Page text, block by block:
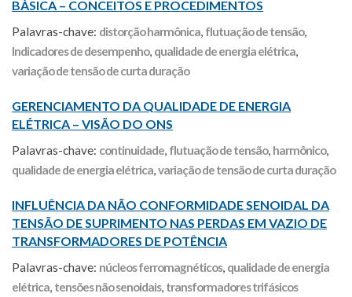
BÁSICA – CONCEITOS E PROCEDIMENTOS
Palavras-chave: distorção harmônica, flutuação de tensão,
Indicadores de desempenho, qualidade de energia elétrica,
variação de tensão de curta duração
GERENCIAMENTO DA QUALIDADE DE ENERGIA
ELÉTRICA – VISÃO DO ONS
Palavras-chave: continuidade, flutuação de tensão, harmônico,
qualidade de energia elétrica,variação de tensão de curta duração
INFLUÊNCIA DA NÃO CONFORMIDADE SENOIDAL DA
TENSÃO DE SUPRIMENTO NAS PERDAS EM VAZIO DE
TRANSFORMADORES DE POTÊNCIA
Palavras-chave: núcleos ferromagnéticos, qualidade de energia
elétrica, tensões não senoidais, transformadores trifásicos